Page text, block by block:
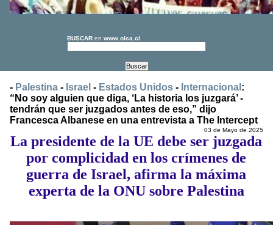
BUSCAR en www.olca.cl
- Palestina - Israel - Estados Unidos - Internacional :
“No soy alguien que diga, ‘La historia los juzgará’ -
tendrán que ser juzgados antes de eso,” dijo
Francesca Albanese en una entrevista a The Intercept
03 de Mayo de 2025
La presidente de la UE debe ser juzgada
por complicidad en los crímenes de
guerra de Israel, afirma la máxima
experta de la ONU sobre Palestina